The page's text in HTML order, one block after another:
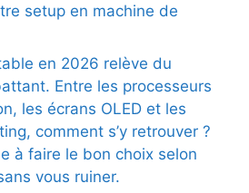
setup en machine de
en 2026 relève du
Entre les processeurs
les écrans OLED et les
comment s’y retrouver ?
à faire le bon choix selon
vous ruiner.